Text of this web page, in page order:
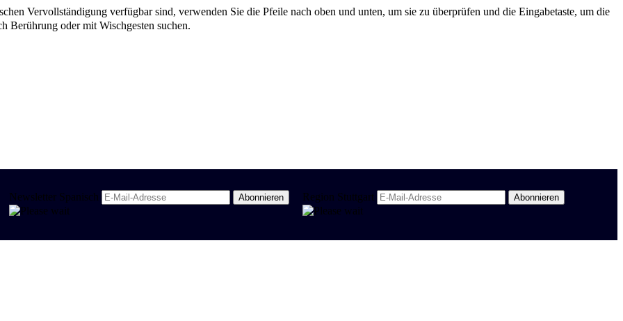
Vervollständigung verfügbar sind, verwenden Sie die Pfeile nach oben und unten, um sie zu überprüfen und die Eingabetaste, um die
Berührung oder mit Wischgesten suchen.
Newsletter Spanisch Region Stuttgart